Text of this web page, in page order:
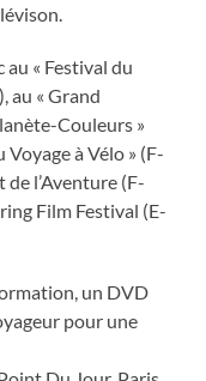
« Festival du
au « Grand
Couleurs »
à Vélo » (F-
de l’Aventure (F-
Film Festival (E-
un DVD
pour une